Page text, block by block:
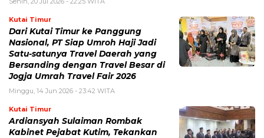
Kutai Timur
Dari Kutai Timur ke Panggung
Nasional, PT Siap Umroh Haji Jadi
Satu-satunya Travel Daerah yang
Bersanding dengan Travel Besar di
Jogja Umrah Travel Fair 2026
Minggu, 14 Jun 2026 - 23:42 WITA
Kutai Timur
Ardiansyah Sulaiman Rombak
Kabinet Pejabat Kutim, Tekankan